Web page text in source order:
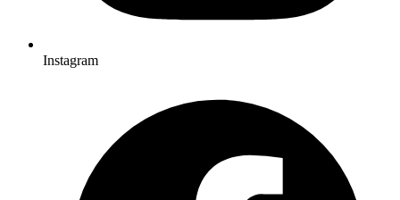
Instagram